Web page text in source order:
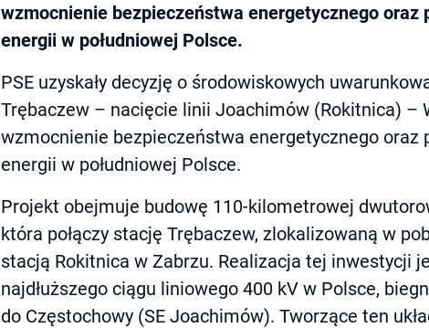
wzmocnienie bezpieczeństwa energetycznego oraz
energii w południowej Polsce.
PSE uzyskały decyzję o środowiskowych
Trębaczew – nacięcie linii Joachimów (Rokitnica) –
wzmocnienie bezpieczeństwa energetycznego oraz
energii w południowej Polsce.
Projekt obejmuje budowę 110-kilometrowej
która połączy stację Trębaczew, zlokalizowaną w
stacją Rokitnica w Zabrzu. Realizacja tej inwestycji
najdłuższego ciągu liniowego 400 kV w Polsce,
do Częstochowy (SE Joachimów). Tworzące ten